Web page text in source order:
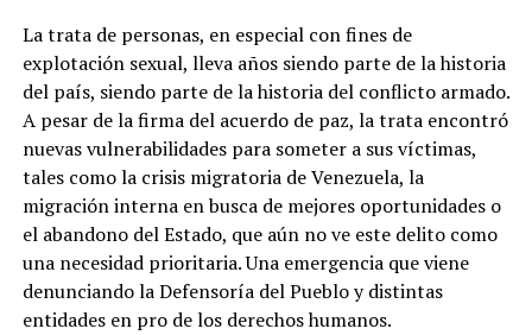
La trata de personas, en especial con fines de
explotación sexual, lleva años siendo parte de la historia
del país, siendo parte de la historia del conflicto armado.
A pesar de la firma del acuerdo de paz, la trata encontró
nuevas vulnerabilidades para someter a sus víctimas,
tales como la crisis migratoria de Venezuela, la
migración interna en busca de mejores oportunidades o
el abandono del Estado, que aún no ve este delito como
una necesidad prioritaria. Una emergencia que viene
denunciando la Defensoría del Pueblo y distintas
entidades en pro de los derechos humanos.